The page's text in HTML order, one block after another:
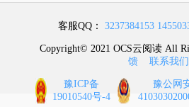
客服QQ： 3237384153
Copyright© 2021 OCS云阅读 All
馈
联系我们
豫ICP备
19010540号-4
豫公网